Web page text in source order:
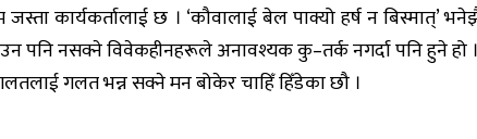
कार्यकर्तालाई छ । ‘कौवालाई बेल पाक्यो हर्ष न बिस्मात्’
पनि नसक्ने विवेकहीनहरूले अनावश्यक कु–तर्क नगर्दा पनि हुने हो ।
गलतलाई गलत भन्न सक्ने मन बोकेर चाहिँ हिँडेका छौ ।